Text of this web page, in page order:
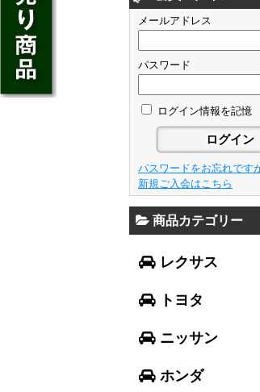
メールアドレス
パスワード
ログイン情報を記憶
パスワードをお忘れです
新規ご入会はこちら
商品カテゴリー
レクサス
HS250h
GS
GS F
NX
RX
LX570
RC
LC
トヨタ
クラウン マジェ
クラウン ロイヤ
アベンシス
カローラ フィー
プリウスα
FJクルーザー
CH-R
ハリアー
86
ニッサン
キューブ
セレナ
エルグランド
エクストレイル
ティアナ
スカイライン
GT-R
ホンダ
シャトル
ジェイド
フリード
N-ONE
N-BOX
N-BOX SLASH
N-BOX+
N-WGN
グレイス
ヴェゼル
フレア
フレアワゴン
フレアクロスオ
キャロル
デミオ
アクセラ スポーツ
アテンザ ワゴン
CX-3
レガシィ B4
レガシィ アウト
WRX S4
インプレッサ ス
インプレッサ G4
ミラ イース
ミラ
ミラ ココア
ムーヴ キャンバス
スペーシア
ハスラー